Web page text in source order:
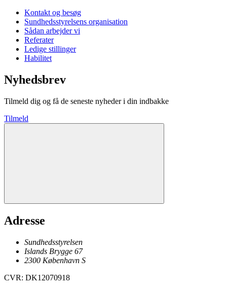
Kontakt og besøg
Sundhedsstyrelsens organisation
Sådan arbejder vi
Referater
Ledige stillinger
Habilitet
Nyhedsbrev
Tilmeld dig og få de seneste nyheder i din indbakke
Tilmeld
Adresse
Sundhedsstyrelsen
Islands Brygge 67
2300 København S
CVR: DK12070918